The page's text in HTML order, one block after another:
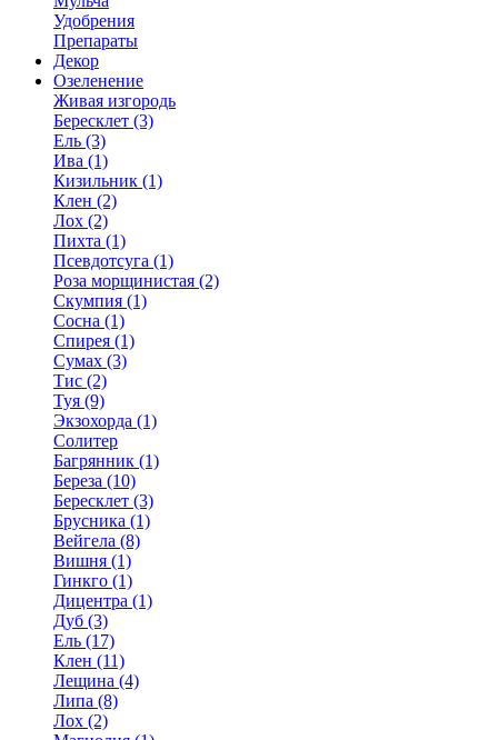
Удобрения
Препараты
Декор
Озеленение
Живая изгородь
Бересклет (3)
Ель (3)
Ива (1)
Кизильник (1)
Клен (2)
Лох (2)
Пихта (1)
Псевдотсуга (1)
Роза морщинистая (2)
Скумпия (1)
Сосна (1)
Спирея (1)
Сумах (3)
Тис (2)
Туя (9)
Экзохорда (1)
Солитер
Багрянник (1)
Береза (10)
Бересклет (3)
Брусника (1)
Вейгела (8)
Вишня (1)
Гинкго (1)
Дицентра (1)
Дуб (3)
Ель (17)
Клен (11)
Лещина (4)
Липа (8)
Лох (2)